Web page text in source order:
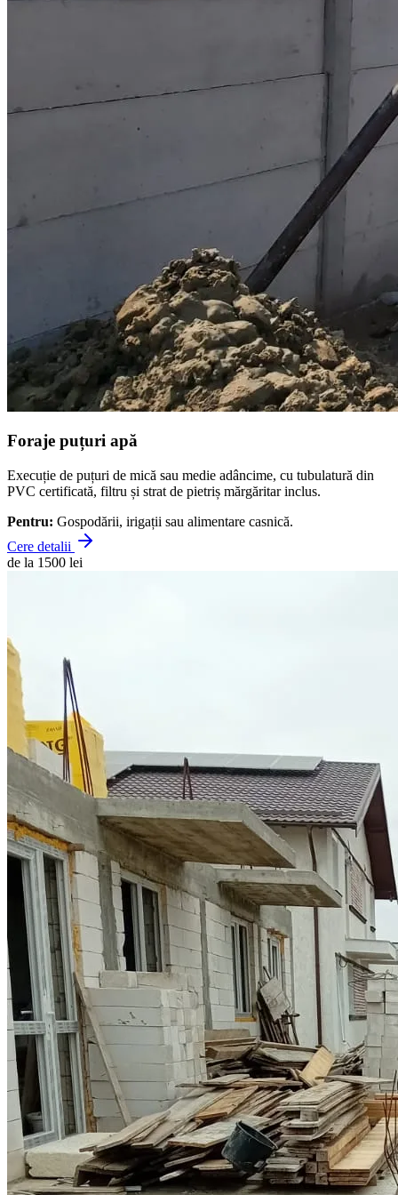
Foraje puțuri apă
Execuție de puțuri de mică sau medie adâncime, cu tubulatură din
PVC certificată, filtru și strat de pietriș mărgăritar inclus.
Pentru: Gospodării, irigații sau alimentare casnică.
Cere detalii
de la 1500 lei